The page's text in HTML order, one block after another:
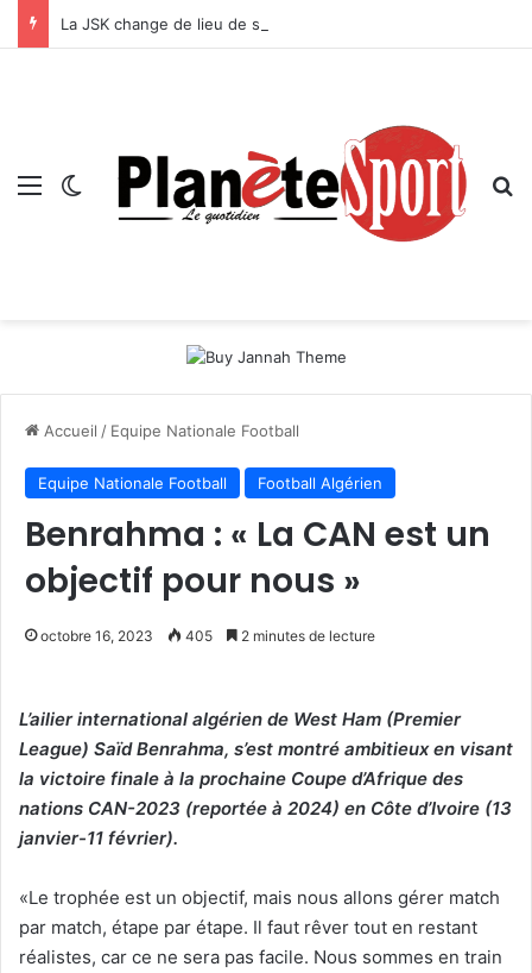
La JSK change de lieu de stage !
Menu Switch skin
Accueil / Equipe Nationale Football
Equipe Nationale Football Football Algérien
Benrahma : « La CAN est un
objectif pour nous »
octobre 16, 2023 405 2 minutes de lecture
L’ailier international algérien de West Ham (Premier
League) Saïd Benrahma, s’est montré ambitieux en visant
la victoire finale à la prochaine Coupe d’Afrique des
nations CAN-2023 (reportée à 2024) en Côte d’Ivoire (13
janvier-11 février).
«Le trophée est un objectif, mais nous allons gérer match
par match, étape par étape. Il faut rêver tout en restant
réalistes, car ce ne sera pas facile. Nous sommes en train